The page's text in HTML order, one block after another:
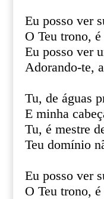
Eu posso ver
O Teu trono,
Eu posso ver
Adorando-te,
Tu, de águas
E minha
Tu, é mestre
Teu domínio
Eu posso ver
O Teu trono,